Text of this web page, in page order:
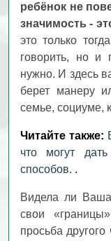
ребёнок не
значимость -
это только
говорить, но и
нужно. И здесь
берет манеру
семье, социуме,
Читайте также:
что могут
способов. .
Видела ли
свои
просьба